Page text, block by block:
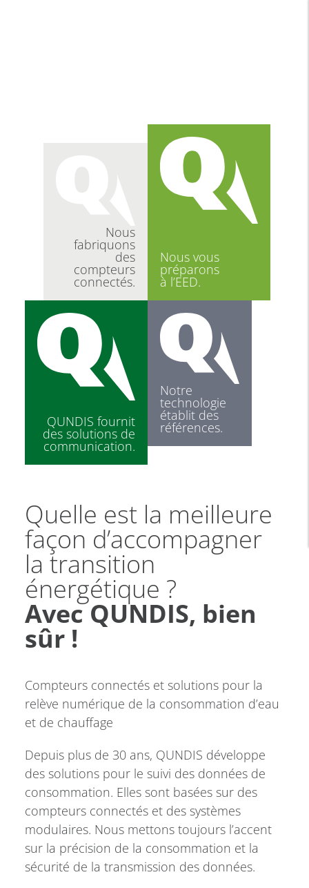
Nous
fabriquons
des
compteurs
connectés.
Nous vous
préparons
à l’EED.
QUNDIS fournit
des solutions de
communication.
Notre
technologie
établit des
références.
Quelle est la meilleure
façon d’accompagner
la transition
énergétique ?
Avec QUNDIS, bien
sûr !
Compteurs connectés et solutions pour la
relève numérique de la consommation d’eau
et de chauffage
Depuis plus de 30 ans, QUNDIS développe
des solutions pour le suivi des données de
consommation. Elles sont basées sur des
compteurs connectés et des systèmes
modulaires. Nous mettons toujours l’accent
sur la précision de la consommation et la
sécurité de la transmission des données.